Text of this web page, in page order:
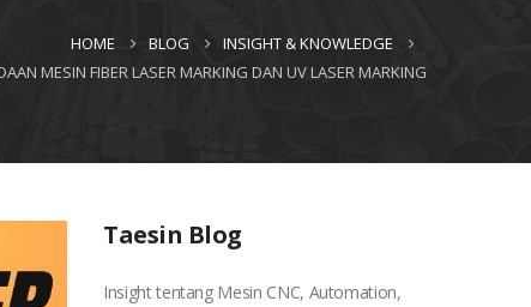
HOME BLOG
INSIGHT & KNOWLEDGE
MESIN FIBER LASER MARKING DAN UV LASER MARKING
Taesin Blog
Insight tentang Mesin CNC, Automation,